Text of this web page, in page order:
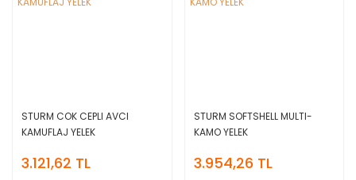
STURM COK CEPLI AVCI
KAMUFLAJ YELEK
3.121,62 TL
STURM SOFTSHELL MULTI-
KAMO YELEK
3.954,26 TL